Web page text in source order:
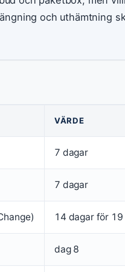
och uthämtning
VÄRDE
7 dagar
7 dagar
14 dagar för 19
dag 8